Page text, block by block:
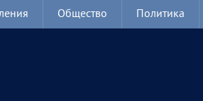
Общество Политика